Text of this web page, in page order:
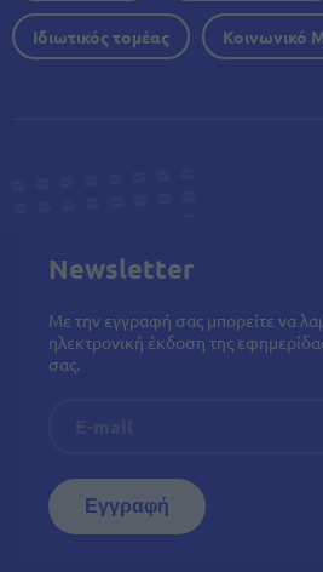
Ιδιωτικός τομέας Κοινωνικό
Newsletter
Με την εγγραφή σας μπορείτε να
ηλεκτρονική έκδοση της
σας.